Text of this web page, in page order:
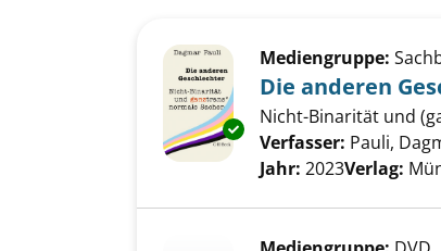
Exemplar-Details von
Mediengruppe:
Die anderen
Nicht-Binarität und
Verfasser: Pauli,
Jahr: 2023Verlag: